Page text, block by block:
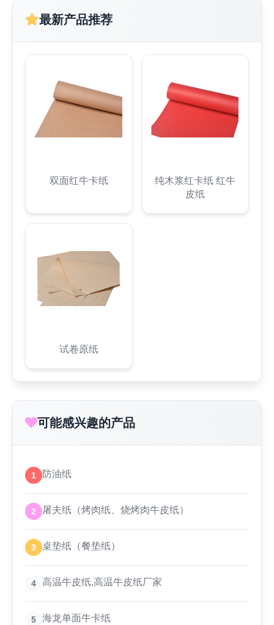
最新产品推荐
双面红牛卡纸
纯木浆红卡纸 红牛
皮纸
试卷原纸
可能感兴趣的产品
1 防油纸
2 屠夫纸（烤肉纸、烧烤肉牛皮纸）
3 桌垫纸（餐垫纸）
4 高温牛皮纸,高温牛皮纸厂家
5 海龙单面牛卡纸